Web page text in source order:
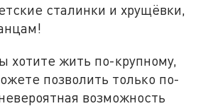
сталинки и хрущёвки,
хотите жить по-крупному,
позволить только по-
возможность